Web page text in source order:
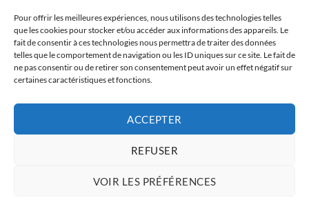
Pour offrir les meilleures expériences, nous utilisons des technologies telles
que les cookies pour stocker et/ou accéder aux informations des appareils. Le
fait de consentir à ces technologies nous permettra de traiter des données
telles que le comportement de navigation ou les ID uniques sur ce site. Le fait de
ne pas consentir ou de retirer son consentement peut avoir un effet négatif sur
certaines caractéristiques et fonctions.
ACCEPTER
REFUSER
VOIR LES PRÉFÉRENCES
Inscrivez-vous à notre newsletter
Recevez nos offres et nouveautés en avant-première !
Stripe